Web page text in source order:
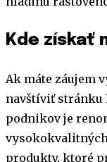
Kde získať
Ak máte záujem
navštíviť stránku
podnikov je
vysokokvalitných
produkty, ktoré